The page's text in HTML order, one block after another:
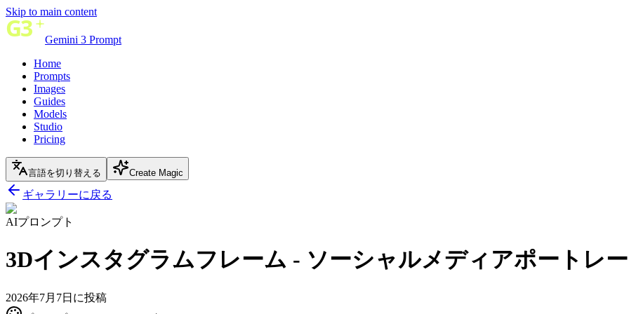
Skip to main content
Gemini 3 Prompt
Home
Prompts
Images
Guides
Models
Studio
Pricing
言語を切り替える Create Magic
ギャラリーに戻る
AIプロンプト
3Dインスタグラムフレーム - ソーシャルメディアポートレ
2026年7月7日に投稿